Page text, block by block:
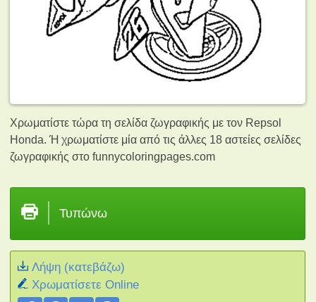
Χρωματίστε τώρα τη σελίδα ζωγραφικής με τον Repsol
Honda. Ή χρωματίστε μία από τις άλλες 18 αστείες σελίδες
ζωγραφικήςστο funnycoloringpages.com
Τυπώνω
Λήψη (κατεβάζω)
Xρωματίσετε Online